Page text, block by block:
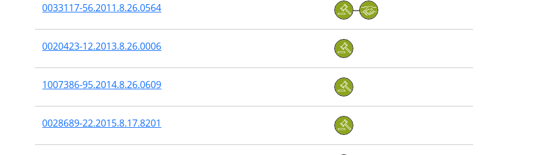
0033117-56.2011.8.26.0564
0020423-12.2013.8.26.0006
1007386-95.2014.8.26.0609
0028689-22.2015.8.17.8201